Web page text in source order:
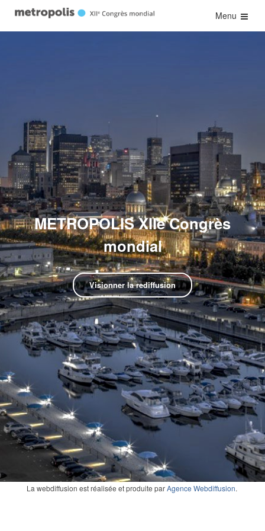
Menu
METROPOLIS XIIe Congrès
mondial
Visionner la rediffusion
La webdiffusion est réalisée et produite parAgence Webdiffusion.